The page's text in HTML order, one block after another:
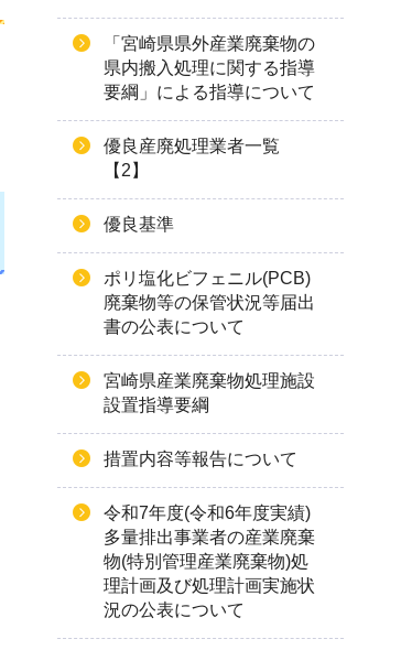
「宮崎県県外産業廃棄物の
県内搬入処理に関する指導
要綱」による指導について
優良産廃処理業者一覧
【2】
優良基準
ポリ塩化ビフェニル(PCB)
廃棄物等の保管状況等届出
書の公表について
宮崎県産業廃棄物処理施設
設置指導要綱
措置内容等報告について
令和7年度(令和6年度実績)
多量排出事業者の産業廃棄
物(特別管理産業廃棄物)処
理計画及び処理計画実施状
況の公表について